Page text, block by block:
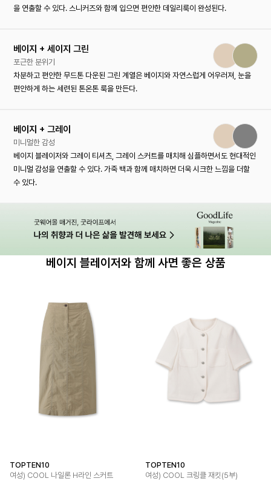
을 연출할 수 있다. 스니커즈와 함께 입으면 편안한 데일리룩이 완성된다.
베이지 + 세이지 그린
포근한 분위기
차분하고 편안한 무드톤 다운된 그린 계열은 베이지와 자연스럽게 어우러져, 눈을
편안하게 하는 세련된 톤온톤 룩을 만든다.
베이지 + 그레이
미니멀한 감성
베이지 블레이저와 그레이 티셔츠, 그레이 스커트를 매치해 심플하면서도 현대적인
미니멀 감성을 연출할 수 있다. 가죽 백과 함께 매치하면 더욱 시크한 느낌을 더할
수 있다.
베이지 블레이저와 함께 사면 좋은 상품
TOPTEN10
여성) COOL 나일론 H라인 스커트
TOPTEN10
여성) COOL 크링클 재킷(5부)